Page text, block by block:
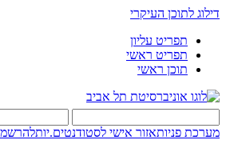
דילוג לתוכן העיקרי
תפריט עליון
תפריט ראשי
תוכן ראשי
מערכת פניותאזור אישי לסטודנטים.יות